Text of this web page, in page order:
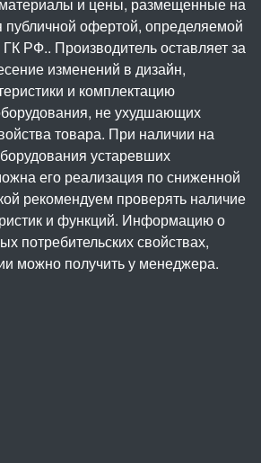
публичной офертой, определяемой
РФ.. Производитель оставляет за
изменений в дизайн,
и комплектацию
не ухудшающих
товара. При наличии на
устаревших
его реализация по сниженной
рекомендуем проверять наличие
и функций. Информацию о
потребительских свойствах,
можно получить у менеджера.